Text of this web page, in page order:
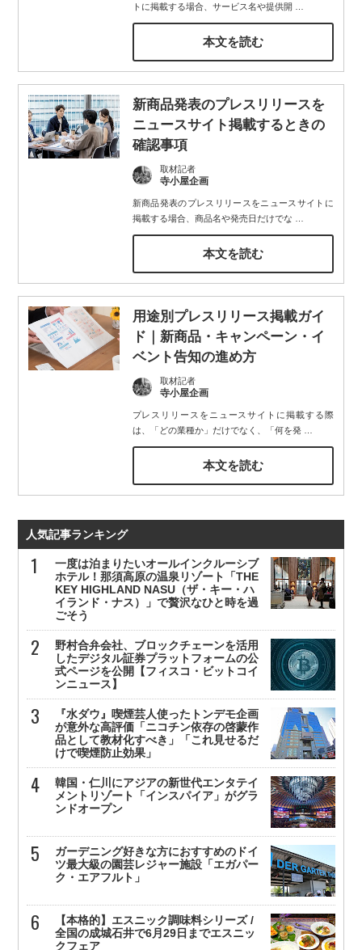
トに掲載する場合、サービス名や提供開
本文を読む
新商品発表のプレスリリースを
ニュースサイト掲載するときの
確認事項
取材記者
寺小屋企画
新商品発表のプレスリリースをニュースサイトに
掲載する場合、商品名や発売日だけでな
本文を読む
用途別プレスリリース掲載ガイ
ド｜新商品・キャンペーン・イ
ベント告知の進め方
取材記者
寺小屋企画
プレスリリースをニュースサイトに掲載する際
は、「どの業種か」だけでなく、「何を発…
本文を読む
人気記事ランキング
一度は泊まりたいオールインクルーシブ
ホテル！那須高原の温泉リゾート「THE
KEY HIGHLAND NASU（ザ・キー・ハ
イランド・ナス）」で贅沢なひと時を過
ごそう
野村合弁会社、ブロックチェーンを活用
したデジタル証券プラットフォームの公
式ページを公開【フィスコ・ビットコイ
ンニュース】
『水ダウ』喫煙芸人使ったトンデモ企画
が意外な高評価「ニコチン依存の啓蒙作
品として教材化すべき」「これ見せるだ
けで喫煙防止効果」
韓国・仁川にアジアの新世代エンタテイ
メントリゾート「インスパイア」がグラ
ンドオープン
ガーデニング好きな方におすすめのドイ
ツ最大級の園芸レジャー施設「エガパー
ク・エアフルト」
【本格的】エスニック調味料シリーズ /
全国の成城石井で6月29日までエスニッ
クフェア